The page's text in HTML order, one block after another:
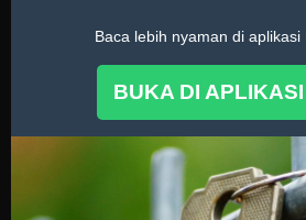
Baca lebih nyaman di aplikasi
BUKA DI APLIKASI
Mutiara Hadits